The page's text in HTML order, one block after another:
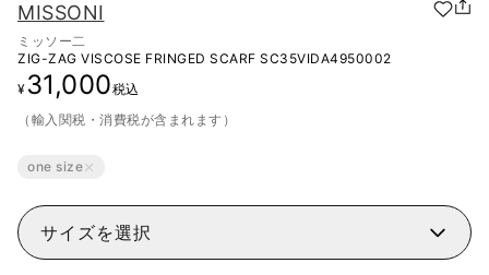
MISSONI
ミッソー二
ZIG-ZAG VISCOSE FRINGED SCARF SC35VIDA4950002
¥ 31,000税込
（輸入関税・消費税が含まれます）
one size
サイズを選択